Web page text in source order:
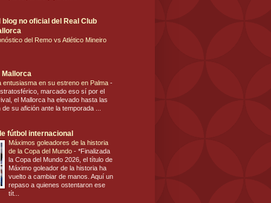
blog no oficial del Real Club
del Remo vs Atlético Mineiro
Mallorca
entusiasma en su estreno en Palma -
marcado eso sí por el
el Mallorca ha elevado hasta las
su afición ante la temporada ...
fútbol internacional
Máximos goleadores de la historia
de la Copa del Mundo - *Finalizada
la Copa del Mundo 2026, el título de
Máximo goleador de la historia ha
vuelto a cambiar de manos. Aquí un
repaso a quienes ostentaron ese
tít...